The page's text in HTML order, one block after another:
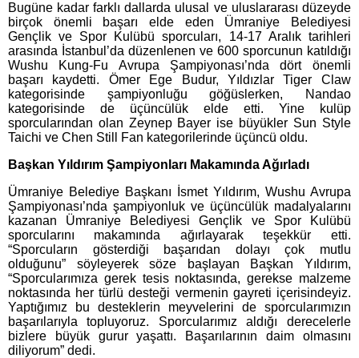
Bugüne kadar farklı dallarda ulusal ve uluslararası düzeyde
birçok önemli başarı elde eden Ümraniye Belediyesi
Gençlik ve Spor Kulübü sporcuları, 14-17 Aralık tarihleri
arasında İstanbul’da düzenlenen ve 600 sporcunun katıldığı
Wushu Kung-Fu Avrupa Şampiyonası’nda dört önemli
başarı kaydetti. Ömer Ege Budur, Yıldızlar Tiger Claw
kategorisinde şampiyonluğu göğüslerken, Nandao
kategorisinde de üçüncülük elde etti. Yine kulüp
sporcularından olan Zeynep Bayer ise büyükler Sun Style
Taichi ve Chen Still Fan kategorilerinde üçüncü oldu.
Başkan Yıldırım Şampiyonları Makamında Ağırladı
Ümraniye Belediye Başkanı İsmet Yıldırım, Wushu Avrupa
Şampiyonası’nda şampiyonluk ve üçüncülük madalyalarını
kazanan Ümraniye Belediyesi Gençlik ve Spor Kulübü
sporcularını makamında ağırlayarak teşekkür etti.
“Sporcuların gösterdiği başarıdan dolayı çok mutlu
olduğunu” söyleyerek söze başlayan Başkan Yıldırım,
“Sporcularımıza gerek tesis noktasında, gerekse malzeme
noktasında her türlü desteği vermenin gayreti içerisindeyiz.
Yaptığımız bu desteklerin meyvelerini de sporcularımızın
başarılarıyla topluyoruz. Sporcularımız aldığı derecelerle
bizlere büyük gurur yaşattı. Başarılarının daim olmasını
diliyorum” dedi.